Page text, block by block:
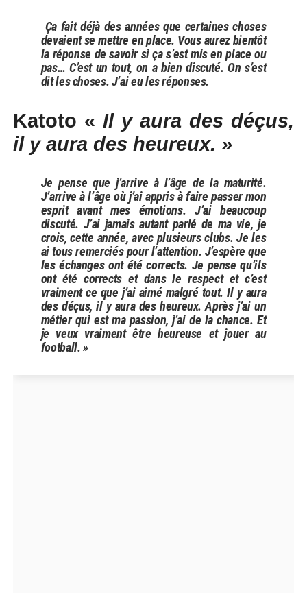
Ça fait déjà des années que certaines choses
devaient se mettre en place. Vous aurez bientôt
la réponse de savoir si ça s’est mis en place ou
pas… C’est un tout, on a bien discuté. On s’est
dit les choses. J’ai eu les réponses.
Katoto « Il y aura des déçus,
il y aura des heureux. »
Je pense que j’arrive à l’âge de la maturité.
J’arrive à l’âge où j’ai appris à faire passer mon
esprit avant mes émotions. J’ai beaucoup
discuté. J’ai jamais autant parlé de ma vie, je
crois, cette année, avec plusieurs clubs. Je les
ai tous remerciés pour l’attention. J’espère que
les échanges ont été corrects. Je pense qu’ils
ont été corrects et dans le respect et c’est
vraiment ce que j’ai aimé malgré tout. Il y aura
des déçus, il y aura des heureux. Après j’ai un
métier qui est ma passion, j’ai de la chance. Et
je veux vraiment être heureuse et jouer au
football. »